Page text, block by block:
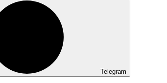
Telegram